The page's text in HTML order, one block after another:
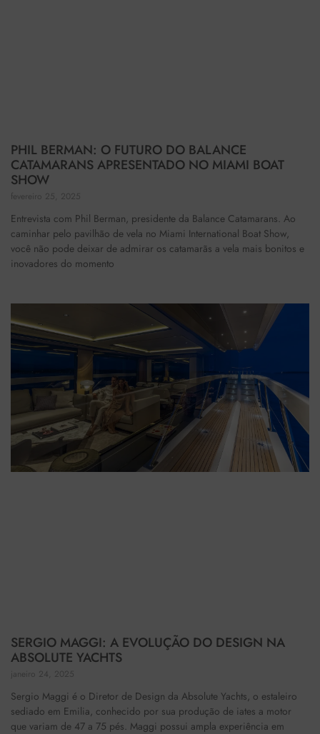
PHIL BERMAN: O FUTURO DO BALANCE
CATAMARANS APRESENTADO NO MIAMI BOAT
SHOW
fevereiro 25, 2025
Entrevista com Phil Berman, presidente da Balance Catamarans. Ao
caminhar pelo pavilhão de vela no Miami International Boat Show,
você não pode deixar de admirar os catamarãs a vela mais bonitos e
inovadores do momento
SERGIO MAGGI: A EVOLUÇÃO DO DESIGN NA
ABSOLUTE YACHTS
janeiro 24, 2025
Sergio Maggi é o Diretor de Design da Absolute Yachts, o estaleiro
sediado em Emilia, conhecido por sua produção de iates a motor
que variam de 47 a 75 pés. Maggi possui ampla experiência em